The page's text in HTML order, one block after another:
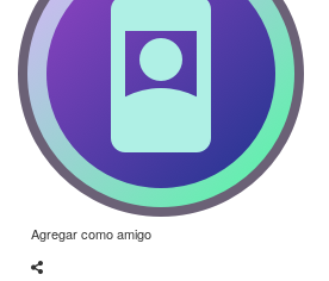
Agregar como amigo